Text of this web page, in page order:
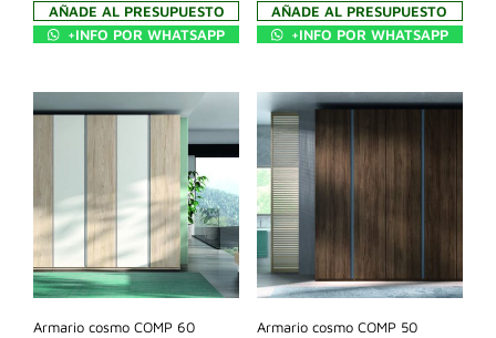
AÑADE AL PRESUPUESTO
+INFO POR WHATSAPP
AÑADE AL PRESUPUESTO
+INFO POR WHATSAPP
Armario cosmo COMP 60
Armario cosmo COMP 50